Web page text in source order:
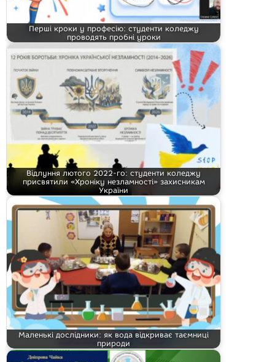
Перші кроки у професію: студенти коледжу
проводять пробні уроки
Відлуння лютого 2022-го: студенти коледжу
присвятили «Хроніку незламності» захисникам
України
Маленькі дослідники: як вода відкриває таємниці
природи